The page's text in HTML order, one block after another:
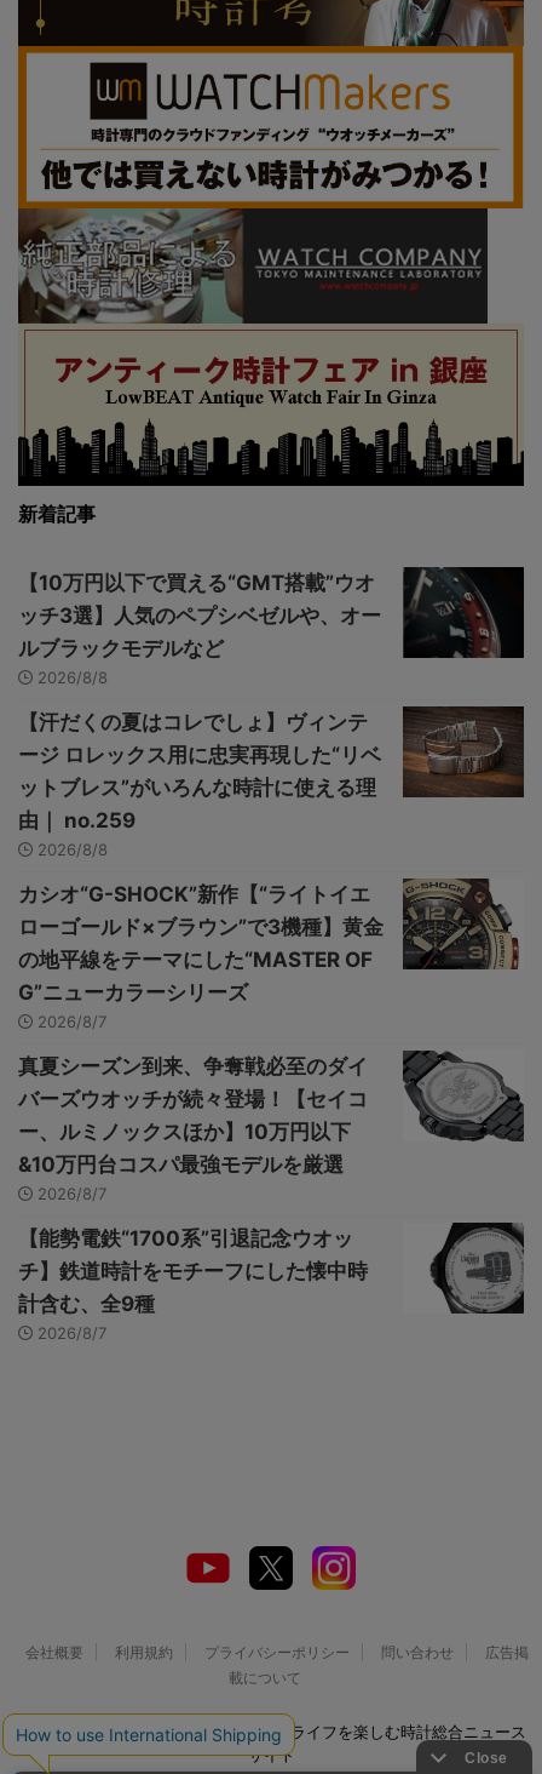
新着記事
【10万円以下で買える“GMT搭載”ウオ
ッチ3選】人気のペプシベゼルや、オー
ルブラックモデルなど
2026/8/8
【汗だくの夏はコレでしょ】ヴィンテ
ージ ロレックス用に忠実再現した“リベ
ットブレス”がいろんな時計に使える理
由｜ no.259
2026/8/8
カシオ“G-SHOCK”新作【“ライトイエ
ローゴールド×ブラウン”で3機種】黄金
の地平線をテーマにした“MASTER OF
G”ニューカラーシリーズ
2026/8/7
真夏シーズン到来、争奪戦必至のダイ
バーズウオッチが続々登場！【セイコ
ー、ルミノックスほか】10万円以下
&10万円台コスパ最強モデルを厳選
2026/8/7
【能勢電鉄“1700系”引退記念ウオッ
チ】鉄道時計をモチーフにした懐中時
計含む、全9種
2026/8/7
会社概要 利用規約 プライバシーポリシー 問い合わせ
広告掲
載について
© 2026 Watch LIFE NEWS｜ウオッチライフを楽しむ時計総合ニュース
サイト